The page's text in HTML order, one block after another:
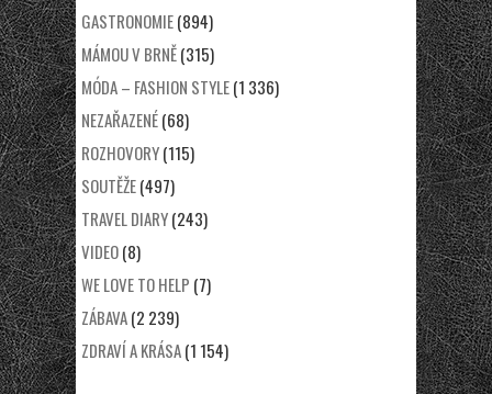
GASTRONOMIE(894)
MÁMOU V BRNĚ(315)
MÓDA – FASHION STYLE(1 336)
NEZAŘAZENÉ(68)
ROZHOVORY(115)
SOUTĚŽE(497)
TRAVEL DIARY(243)
VIDEO(8)
WE LOVE TO HELP (7)
ZÁBAVA(2 239)
ZDRAVÍ A KRÁSA(1 154)